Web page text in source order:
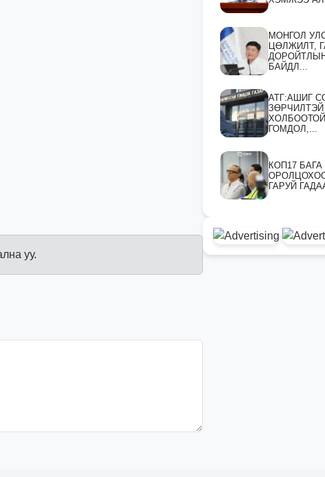
уу.
МОНГОЛ
ЦӨЛЖИЛТ,
БАЙДЛ...
АТГ:АШИГ
ЗӨРЧИЛТЭЙ
ХОЛБООТОЙ
ГОМДОЛ,...
КОП17
ГАРУЙ